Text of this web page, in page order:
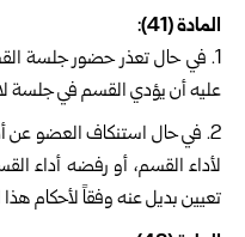
المادة (41):
في حال تعذر حضور جلسة
عليه أن يؤدي القسم في جلسة
في حال استنكاف العضو عن
لأداء القسم، أو رفضه أداء
تعيين بديل عنه وفقاً لأحكام